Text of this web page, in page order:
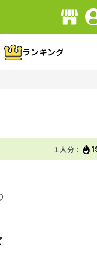
ランキング
１人分：